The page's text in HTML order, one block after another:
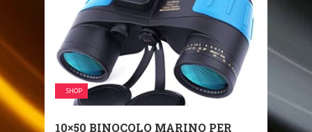
SHOP
10×50 BINOCOLO MARINO PER